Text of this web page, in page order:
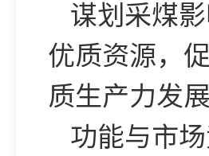
谋划采煤
优质资源，
质生产力发
功能与市